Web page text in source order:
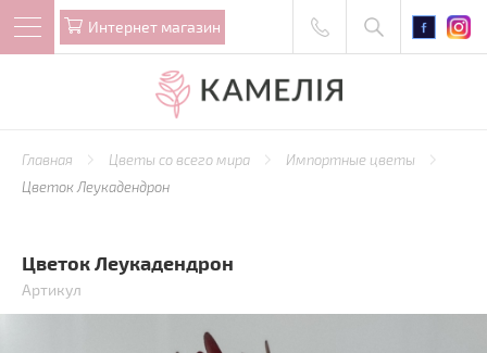
Интернет магазин
Главная Цветы со всего мира
Импортные цветы
Цветок Леукадендрон
Цветок Леукадендрон
Артикул